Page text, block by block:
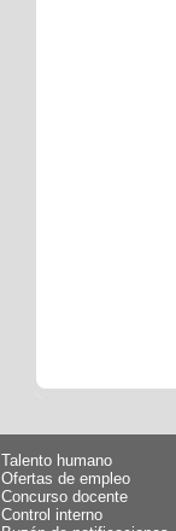
Talento humano
Ofertas de empleo
Concurso docente
Control interno